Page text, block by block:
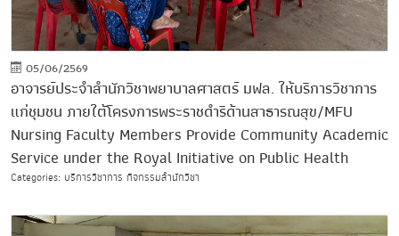
05/06/2569
อาจารย์ประจำสำนักวิชาพยาบาลศาสตร์ มฟล. ให้บริการวิชาการ
แก่ชุมชน ภายใต้โครงการพระราชดำริด้านสาธารณสุข/MFU
Nursing Faculty Members Provide Community Academic
Service under the Royal Initiative on Public Health
Categories: บริการวิชาการ กิจกรรมสำนักวิชา